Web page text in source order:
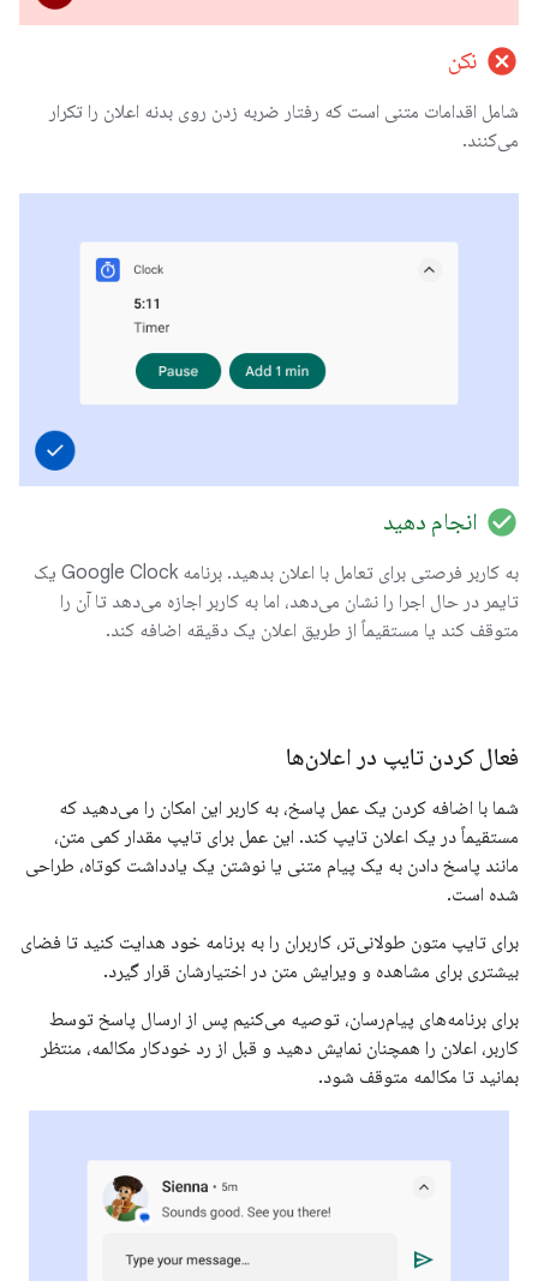
cancel نکن
شامل اقدامات متنی است که رفتار ضربه زدن روی بدنه اعلان را تکرار
می‌کنند.
check_circle انجام دهید
به کاربر فرصتی برای تعامل با اعلان بدهید. برنامه Google Clock یک
تایمر در حال اجرا را نشان می‌دهد، اما به کاربر اجازه می‌دهد تا آن را
متوقف کند یا مستقیماً از طریق اعلان یک دقیقه اضافه کند.
فعال کردن تایپ در اعلان‌ها
شما با اضافه کردن یک عمل پاسخ، به کاربر این امکان را می‌دهید که
مستقیماً در یک اعلان تایپ کند. این عمل برای تایپ مقدار کمی متن،
مانند پاسخ دادن به یک پیام متنی یا نوشتن یک یادداشت کوتاه، طراحی
شده است.
برای تایپ متون طولانی‌تر، کاربران را به برنامه خود هدایت کنید تا فضای
بیشتری برای مشاهده و ویرایش متن در اختیارشان قرار گیرد.
برای برنامه‌های پیام‌رسان، توصیه می‌کنیم پس از ارسال پاسخ توسط
کاربر، اعلان را همچنان نمایش دهید و قبل از رد خودکار مکالمه، منتظر
بمانید تا مکالمه متوقف شود.